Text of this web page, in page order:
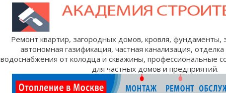
Ремонт квартир, загородных домов, кровля, фундаменты,
автономная газификация, частная канализация, отделка
водоснабжения от колодца и скважины, профессиональные
для частных домов и предприятий.